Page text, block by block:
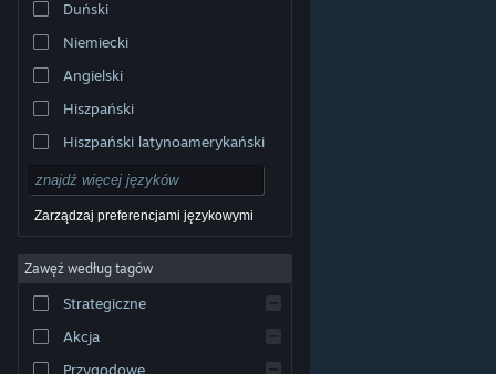
© Valve Corporation. Wszelkie prawa zastrzeżone.
właścicieli w Stanach Zjednoczonych i innych krajach.
dostępu
Umowa użytkownika Steam
pieniędzy |Ciasteczka
Duński
Niemiecki
Angielski
Hiszpański
Hiszpański latynoamerykański
Zarządzaj preferencjami językowymi
Zawęź według tagów
Strategiczne
Akcja
Przygodowe